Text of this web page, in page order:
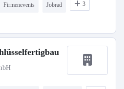
Firmenevents Jobrad 3